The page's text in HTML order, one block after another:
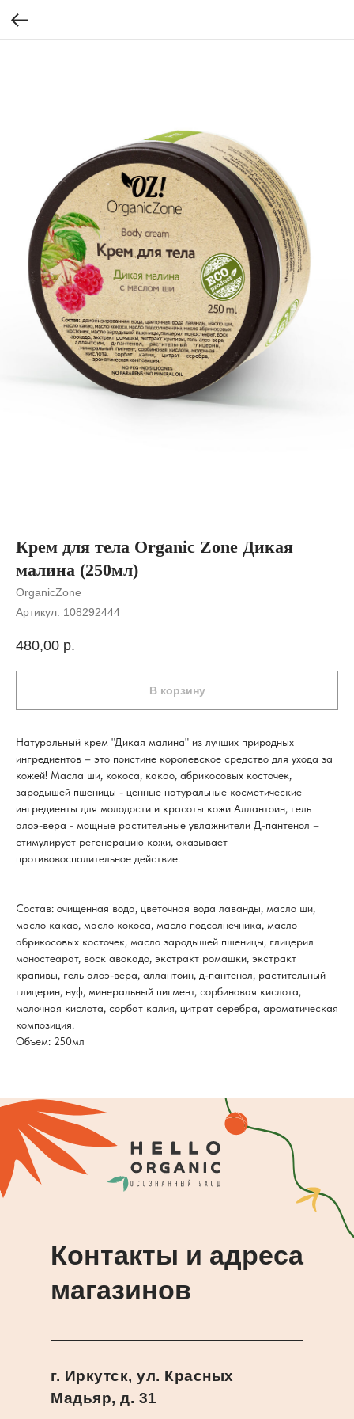
Крем для тела Organic Zone Дикая
малина (250мл)
OrganicZone
Артикул: 108292444
480,00 р.
В корзину
Натуральный крем "Дикая малина" из лучших природных
ингредиентов – это поистине королевское средство для ухода за
кожей! Масла ши, кокоса, какао, абрикосовых косточек,
зародышей пшеницы - ценные натуральные косметические
ингредиенты для молодости и красоты кожи Аллантоин, гель
алоэ-вера - мощные растительные увлажнители Д-пантенол –
стимулирует регенерацию кожи, оказывает
противовоспалительное действие.
Состав: очищенная вода, цветочная вода лаванды, масло ши,
масло какао, масло кокоса, масло подсолнечника, масло
абрикосовых косточек, масло зародышей пшеницы, глицерил
моностеарат, воск авокадо, экстракт ромашки, экстракт
крапивы, гель алоэ-вера, аллантоин, д-пантенол, растительный
глицерин, нуф, минеральный пигмент, сорбиновая кислота,
молочная кислота, сорбат калия, цитрат серебра, ароматическая
композиция.
Объем: 250мл
Контакты и адреса
магазинов
г. Иркутск, ул. Красных
Мадьяр, д. 31